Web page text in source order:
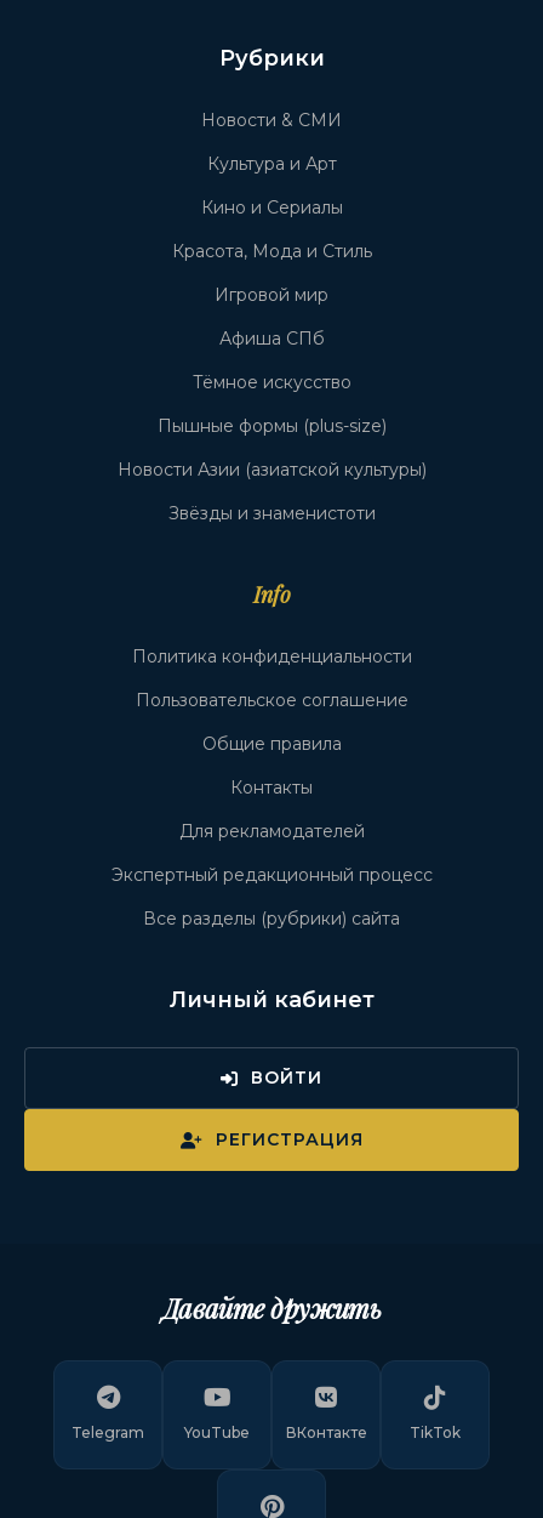
Рубрики
Новости & СМИ
Культура и Арт
Кино и Сериалы
Красота, Мода и Стиль
Игровой мир
Афиша СПб
Тёмное искусство
Пышные формы (plus-size)
Новости Азии (азиатской культуры)
Звёзды и знаменистоти
Info
Политика конфиденциальности
Пользовательское соглашение
Общие правила
Контакты
Для рекламодателей
Экспертный редакционный процесс
Все разделы (рубрики) сайта
Личный кабинет
ВОЙТИ
РЕГИСТРАЦИЯ
Давайте дружить
Telegram YouTube ВКонтакте TikTok